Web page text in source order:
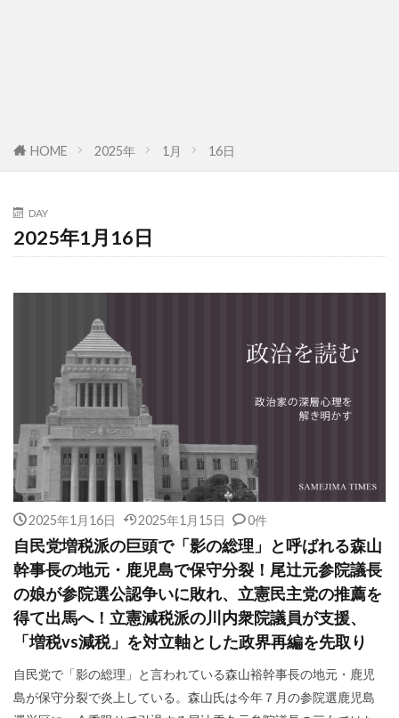
HOME 2025年 1月 16日
DAY
2025年1月16日
2025年1月16日 2025年1月15日 0件
自民党増税派の巨頭で「影の総理」と呼ばれる森山
幹事長の地元・鹿児島で保守分裂！尾辻元参院議長
の娘が参院選公認争いに敗れ、立憲民主党の推薦を
得て出馬へ！立憲減税派の川内衆院議員が支援、
「増税vs減税」を対立軸とした政界再編を先取り
自民党で「影の総理」と言われている森山裕幹事長の地元・鹿児
島が保守分裂で炎上している。森山氏は今年７月の参院選鹿児島